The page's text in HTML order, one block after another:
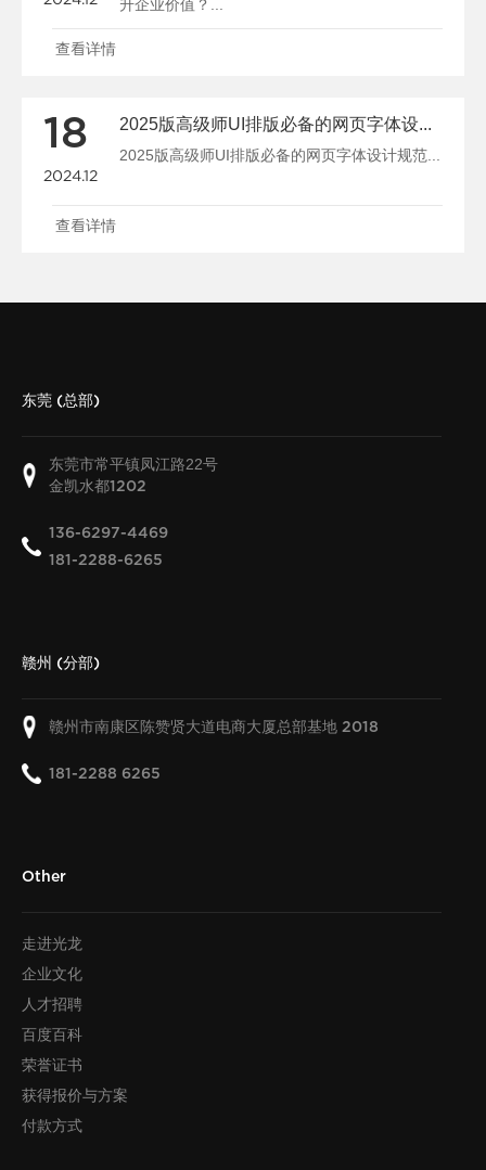
升企业价值？...
查看详情
18
2024.12
2025版高级师UI排版必备的网页字体设计规范...
查看详情
东莞 (总部)
东莞市常平镇凤江路22号
金凯水都1202
136-6297-4469
181-2288-6265
赣州 (分部)
赣州市南康区陈赞贤大道电商大厦总部基地 2018
181-2288 6265
Other
走进光龙
企业文化
人才招聘
百度百科
荣誉证书
获得报价与方案
付款方式